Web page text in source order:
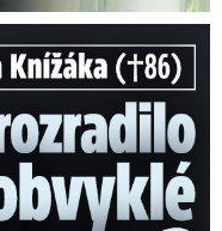
neobvyklé parte?